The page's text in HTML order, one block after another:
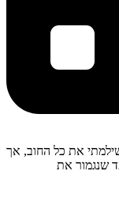
את כל החוב, אך
שנגמור את